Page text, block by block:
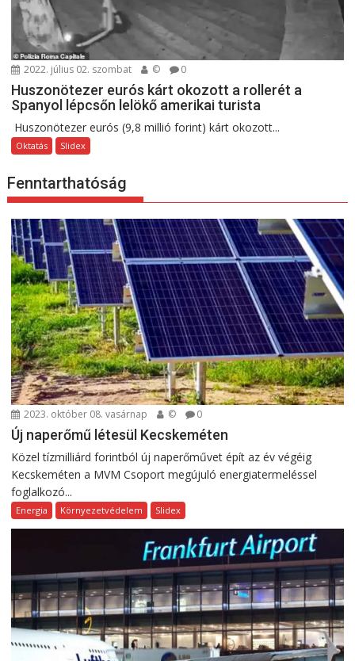
2022. július 02. szombat © 0
Huszonötezer eurós kárt okozott a rollerét a
Spanyol lépcsőn lelökő amerikai turista
Huszonötezer eurós (9,8 millió forint) kárt okozott...
Oktatás Slidex
Fenntarthatóság
2023. október 08. vasárnap © 0
Új naperőmű létesül Kecskeméten
Közel tízmilliárd forintból új naperőművet épít az év végéig
Kecskeméten a MVM Csoport megújuló energiatermeléssel
foglalkozó...
Energia Környezetvédelem Slidex